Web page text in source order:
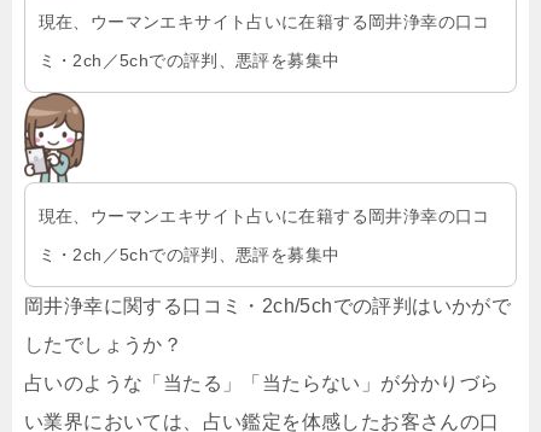
現在、ウーマンエキサイト占いに在籍する岡井浄幸の口コ
ミ・2ch／5chでの評判、悪評を募集中
現在、ウーマンエキサイト占いに在籍する岡井浄幸の口コ
ミ・2ch／5chでの評判、悪評を募集中
岡井浄幸に関する口コミ・2ch/5chでの評判はいかがで
したでしょうか？
占いのような「当たる」「当たらない」が分かりづら
い業界においては、占い鑑定を体感したお客さんの口